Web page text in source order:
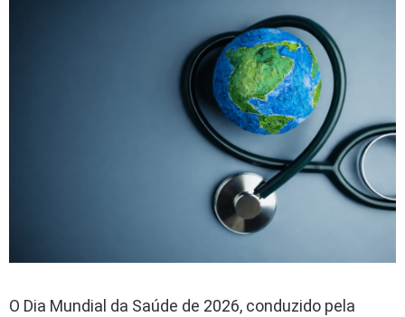
O Dia Mundial da Saúde de 2026, conduzido pela